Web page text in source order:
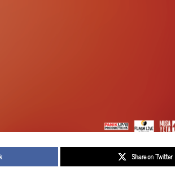
Share on Twitter